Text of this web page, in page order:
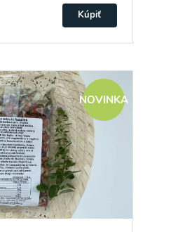
Kúpiť
NOVINKA